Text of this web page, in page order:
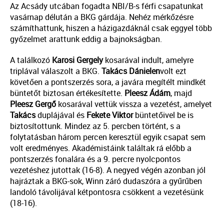
Az Acsády utcában fogadta NBI/B-s férfi csapatunkat
vasárnap délután a BKG gárdája. Nehéz mérkőzésre
számíthattunk, hiszen a házigazdáknál csak eggyel több
győzelmet arattunk eddig a bajnokságban.
A találkozó Karosi Gergelykosarával indult, amelyre
triplával válaszolt a BKG. Takács Dánielenvolt ezt
követően a pontszerzés sora, a javára megítélt mindkét
büntetőt biztosan értékesítette. Pleesz Ádám, majd
Pleesz Gergő kosarával vettük vissza a vezetést, amelyet
Takácsduplájával és Fekete Viktorbüntetőivel be is
biztosítottunk. Mindez az 5. percben történt, s a
folytatásban három percen keresztül egyik csapat sem
volt eredményes. Akadémistáink találtak rá előbb a
pontszerzés fonalára és a 9. percre nyolcpontos
vezetéshez jutottak (16-8). A negyed végén azonban jól
hajráztak a BKG-sok, Winn záró dudaszóra a gyűrűben
landoló távolijával kétpontosra csökkent a vezetésünk
(18-16).